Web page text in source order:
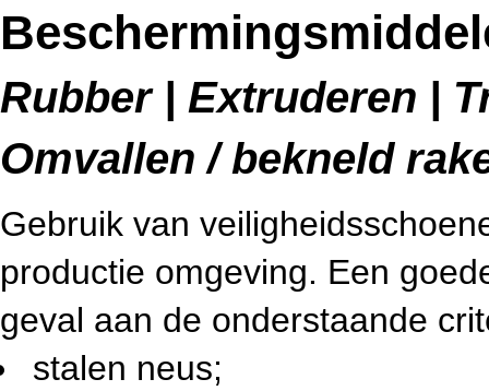
Rubber | Extruderen |
Omvallen / bekneld
Gebruik van
productie omgeving. Een
geval aan de onderstaande
stalen neus;